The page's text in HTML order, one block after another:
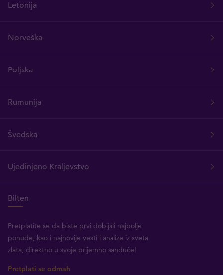
Letonija
Norveška
Poljska
Rumunija
Švedska
Ujedinjeno Kraljevstvo
Bilten
Pretplatite se da biste prvi dobijali najbolje
ponude, kao i najnovije vesti i analize iz sveta
zlata, direktno u svoje prijemno sanduče!
Pretplati se odmah